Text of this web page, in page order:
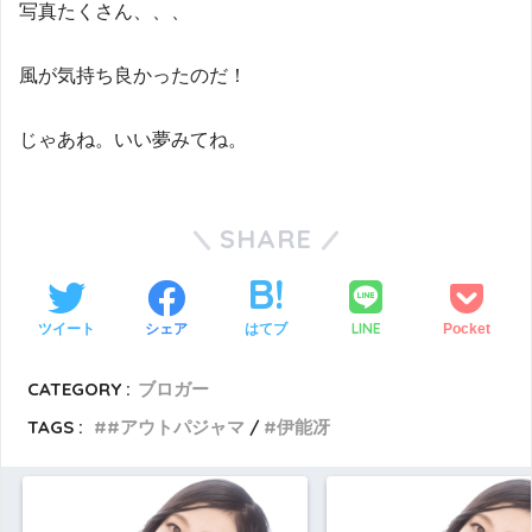
写真たくさん、、、
風が気持ち良かったのだ！
じゃあね。いい夢みてね。
SHARE
ツイート シェア はてブ LINE Pocket
CATEGORY : ブロガー
TAGS :
#アウトパジャマ 伊能冴